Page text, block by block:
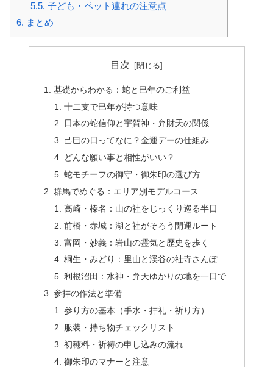
5.5. 子ども・ペット連れの注意点
6. まとめ
目次
基礎からわかる：蛇と巳年のご利益
十二支で巳年が持つ意味
日本の蛇信仰と宇賀神・弁財天の関係
己巳の日ってなに？金運デーの仕組み
どんな願い事と相性がいい？
蛇モチーフの御守・御朱印の選び方
群馬でめぐる：エリア別モデルコース
高崎・榛名：山の社をじっくり巡る半日
前橋・赤城：湖と社がそろう開運ルート
富岡・妙義：岩山の霊気と歴史を歩く
桐生・みどり：里山と渓谷の社寺さんぽ
利根沼田：水神・弁天ゆかりの地を一日で
参拝の作法と準備
参り方の基本（手水・拝礼・祈り方）
服装・持ち物チェックリスト
初穂料・祈祷の申し込みの流れ
御朱印のマナーと注意